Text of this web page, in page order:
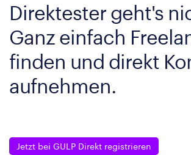
Direktester geht's
Ganz einfach
finden und direkt
aufnehmen.
Jetzt bei GULP Direkt registrieren